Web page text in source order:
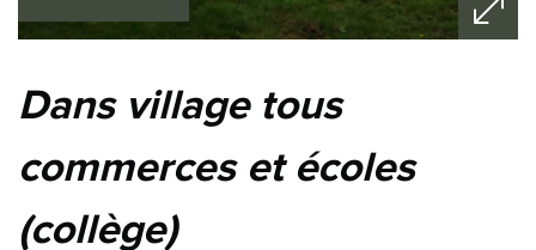
dans village tous
commerces et écoles
(collège)